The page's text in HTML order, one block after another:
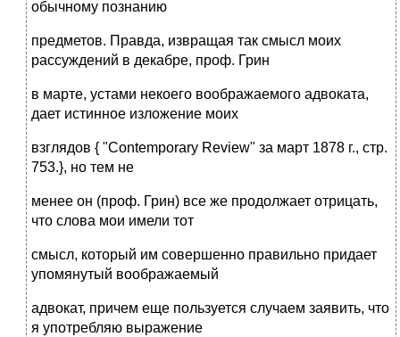
обычному познанию
предметов. Правда, извращая так смысл моих
рассуждений в декабре, проф. Грин
в марте, устами некоего воображаемого адвоката,
дает истинное изложение моих
взглядов { "Contemporary Review" за март 1878 г., стр.
753.}, но тем не
менее он (проф. Грин) все же продолжает отрицать,
что слова мои имели тот
смысл, который им совершенно правильно придает
упомянутый воображаемый
адвокат, причем еще пользуется случаем заявить, что
я употребляю выражение